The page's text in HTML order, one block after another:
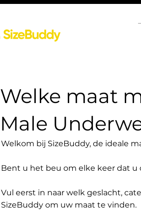
Welke maat
Male
Welkom bij SizeBuddy, de ideale
Bent u het beu om elke keer dat
Vul eerst in naar welk geslacht,
SizeBuddy om uw maat te vinden.